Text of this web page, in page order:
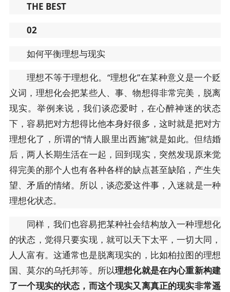
THE BEST
02
如何平衡理想与现实
理想不等于理想化。“理想化”在某种意义是一个贬
义词，理想化会把某些人、事、物想得非常完美，脱离
现实。举例来说，我们谈恋爱时，在心醉神迷的状态
下，容易把对方想得比他本身好很多，这时就是把对方
理想化了，所谓的“情人眼里出西施”就是如此。但结婚
后，两人长期生活在一起，回到现实，突然发现原来觉
得完美的那个人也有各种各样的缺点甚至缺陷，产生失
望、矛盾的情绪。所以，谈恋爱这件事，入迷就是一种
理想化状态。
同样，我们也容易把某种社会结构放入一种理想化
的状态，觉得只要实现，就可以天下太平，一切大同，
人人富有。这通常也是脱离现实的，比如柏拉图的理想
国、莫尔的乌托邦等。所以理想化就是在内心重新构建
了一个现实的状态，而这个现实又离真正的现实非常遥